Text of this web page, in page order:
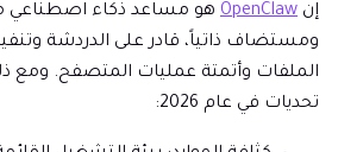
إن OpenClaw هو مساعد ذكاء اصطناعي
الملفات وأتمتة عمليات المتصفح. ومع
تحديات في عام 2026: